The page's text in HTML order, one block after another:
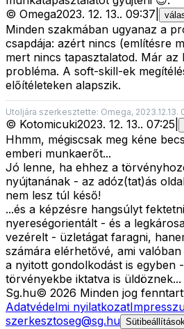
© Omega2023. 12. 13.. 09:37
Minden szakmában ugyanaz a
csapdája: azért nincs (említésre
mert nincs tapasztalatod. Már az
probléma. A soft-skill-ek
előítéleteken alapszik.
Utoljára szerkesztette: Omega, 2023.12.13.
© Kotomicuki2023. 12. 13.. 07:25
Hhmm, mégiscsak meg kéne
emberi munkaerőt...
Jó lenne, ha ehhez a
nyújtanának - az adóz(tat)ás
nem lesz túl késő!
...és a képzésre hangsúlyt
nyereségorientált - és a
vezérelt - üzletágat faragni,
számára elérhetővé, ami
a nyitott gondolkodást is egyben
törvényekbe iktatva is üldöznek...
Sg.hu© 2026 Minden jog
Adatvédelmi nyilatkozat
szerkesztoseg@sg.hu